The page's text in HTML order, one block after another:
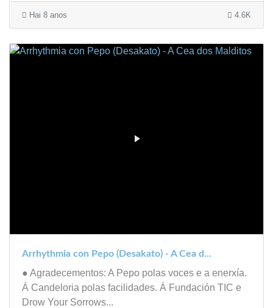
Hai 8 anos 4.6K
Arrhythmia con Pepo (Desakato) - A Cea d...
● Agradecementos: A Pepo polas voces e a enerxía.
Á Candeloria polas facilidades. Á Fundación TIC e
Drow Your Sorrows...